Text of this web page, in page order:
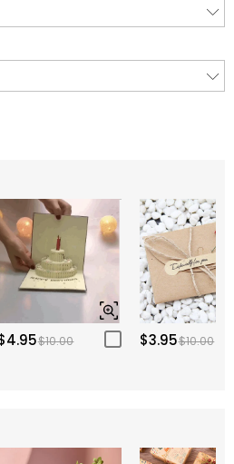
$10.00 $3.95$10.00